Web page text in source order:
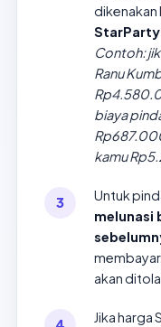
dikenakan
Contoh:
Ranu
biaya
kamu
Untuk
melunasi
membayar
akan
Jika harga